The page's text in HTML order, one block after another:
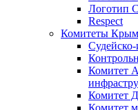
Логотип
Respect
Комитеты
Комитет
Комитет
Комитет